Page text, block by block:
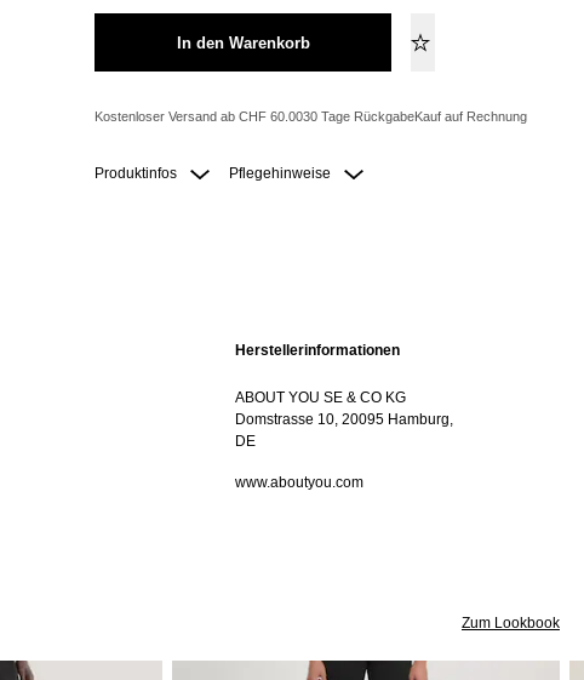
In den Warenkorb
Kostenloser Versand ab CHF 60.0030 Tage RückgabeKauf auf Rechnung
Produktinfos Pflegehinweise
Herstellerinformationen
ABOUT YOU SE & CO KG
Domstrasse 10, 20095 Hamburg,
DE
www.aboutyou.com
Zum Lookbook